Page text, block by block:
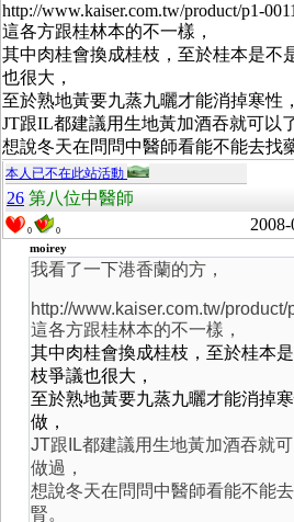
http://www.kaiser.com.tw/product/p1-
這各方跟桂林本的不一樣，
其中肉桂會換成桂枝，至於桂本是不
也很大，
至於熟地黃要九蒸九曬才能消掉寒性
JT跟IL都建議用生地黃加酒吞就可以
想說冬天在問問中醫師看能不能去找
本人已不在此站活動
26 第八位中醫師
0 0
moirey
我看了一下港香蘭的方，
http://www.kaiser.com.tw/product/
這各方跟桂林本的不一樣，
其中肉桂會換成桂枝，至於桂本
枝爭議也很大，
至於熟地黃要九蒸九曬才能消掉
做，
JT跟IL都建議用生地黃加酒吞就
做過，
想說冬天在問問中醫師看能不能
腎。